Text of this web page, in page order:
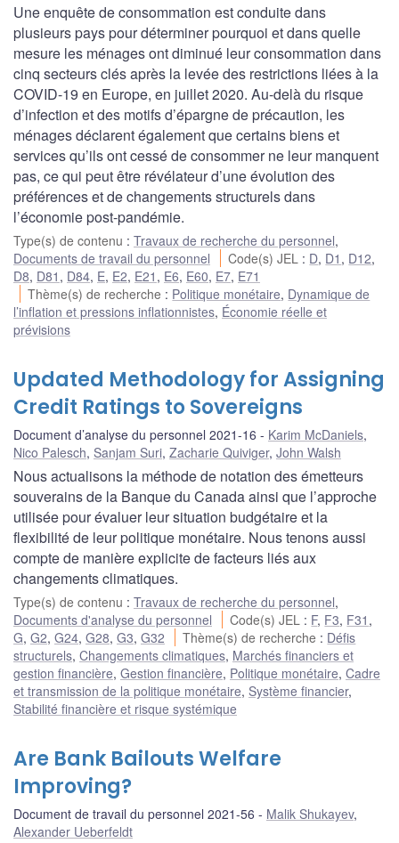
Une enquête de consommation est conduite dans
plusieurs pays pour déterminer pourquoi et dans quelle
mesure les ménages ont diminué leur consommation dans
cinq secteurs clés après la levée des restrictions liées à la
COVID-19 en Europe, en juillet 2020. Au-delà du risque
d’infection et des motifs d’épargne de précaution, les
ménages déclarent également que certains biens et
services qu’ils ont cessé de consommer ne leur manquent
pas, ce qui peut être révélateur d’une évolution des
préférences et de changements structurels dans
l’économie post-pandémie.
Type(s) de contenu : Travaux de recherche du personnel,
Documents de travail du personnel
Code(s) JEL : D, D1 , D12,
D8, D81 , D84, E, E2, E21 , E6, E60, E7, E71
Thème(s) de recherche : Politique monétaire, Dynamique de
l’inflation et pressions inflationnistes, Économie réelle et
prévisions
Updated Methodology for Assigning
Credit Ratings to Sovereigns
Document d’analyse du personnel 2021-16 Karim McDaniels,
Nico Palesch, Sanjam Suri, Zacharie Quiviger, John Walsh
Nous actualisons la méthode de notation des émetteurs
souverains de la Banque du Canada ainsi que l’approche
utilisée pour évaluer leur situation budgétaire et la
flexibilité de leur politique monétaire. Nous tenons aussi
compte de manière explicite de facteurs liés aux
changements climatiques.
Type(s) de contenu : Travaux de recherche du personnel,
Documents d'analyse du personnel
Code(s) JEL : F, F3, F31 ,
G, G2, G24, G28, G3, G32 Thème(s) de recherche : Défis
structurels, Changements climatiques, Marchés financiers et
gestion financière, Gestion financière, Politique monétaire, Cadre
et transmission de la politique monétaire, Système financier,
Stabilité financière et risque systémique
Are Bank Bailouts Welfare
Improving?
Document de travail du personnel 2021-56 Malik Shukayev,
Alexander Ueberfeldt